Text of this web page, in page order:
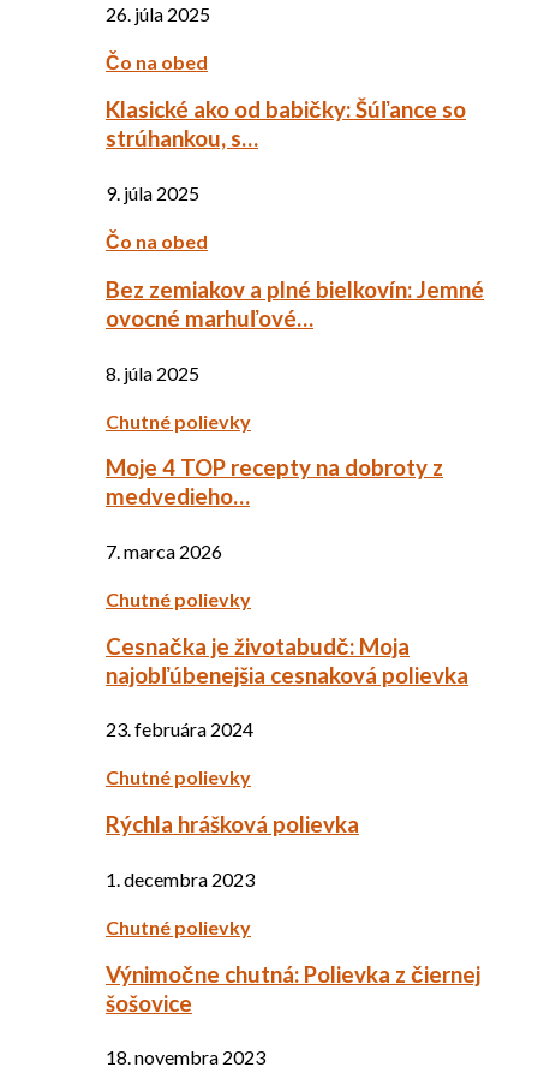
26. júla 2025
Čo na obed
Klasické ako od babičky: Šúľance so
strúhankou, s…
9. júla 2025
Čo na obed
Bez zemiakov a plné bielkovín: Jemné
ovocné marhuľové…
8. júla 2025
Chutné polievky
Moje 4 TOP recepty na dobroty z
medvedieho…
7. marca 2026
Chutné polievky
Cesnačka je životabudč: Moja
najobľúbenejšia cesnaková polievka
23. februára 2024
Chutné polievky
Rýchla hrášková polievka
1. decembra 2023
Chutné polievky
Výnimočne chutná: Polievka z čiernej
šošovice
18. novembra 2023